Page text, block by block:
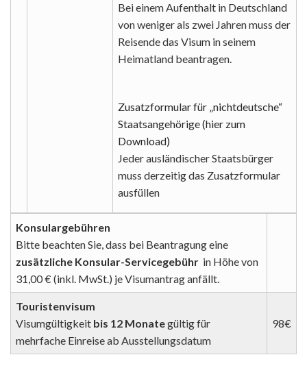
Bei einem Aufenthalt in Deutschland
von weniger als zwei Jahren muss der
Reisende das Visum in seinem
Heimatland beantragen.
Zusatzformular für „nichtdeutsche“
Staatsangehörige (hier zum
Download)
Jeder ausländischer Staatsbürger
muss derzeitig das Zusatzformular
ausfüllen
Konsulargebühren
Bitte beachten Sie, dass bei Beantragung eine
zusätzliche Konsular-Servicegebühr in Höhe von
31,00 € (inkl. MwSt.) je Visumantrag anfällt.
Touristenvisum
Visumgültigkeit bis 12 Monategültig für
mehrfache Einreise ab Ausstellungsdatum
98€